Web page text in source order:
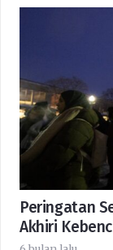
Peringatan
Akhiri